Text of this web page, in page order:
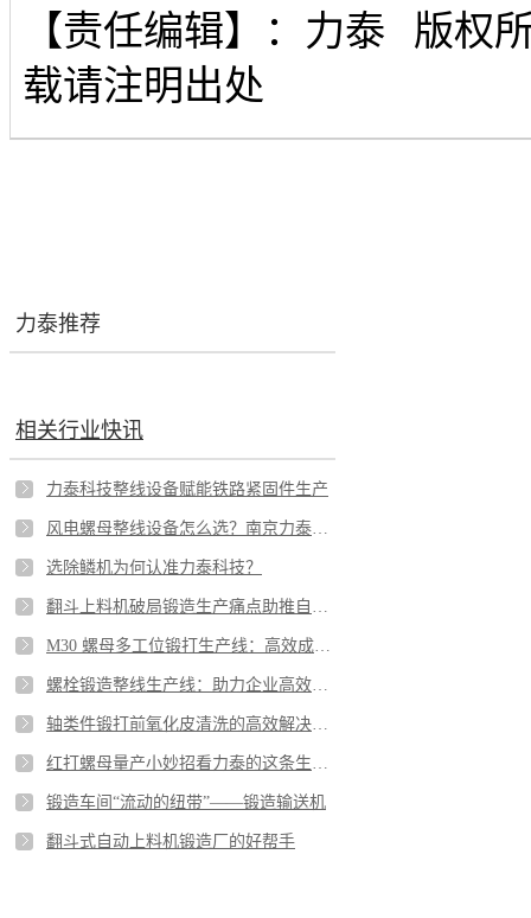
【责任编辑】： 力泰
版权
载请注明出处
力泰推荐
相关行业快讯
力泰科技整线设备赋能铁路紧固件生产
风电螺母整线设备怎么选？南京力泰科技给出专业答案
选除鳞机为何认准力泰科技？
翻斗上料机破局锻造生产痛点助推自动化升级
M30 螺母多工位锻打生产线：高效成型的精密之道
螺栓锻造整线生产线：助力企业高效生产
轴类件锻打前氧化皮清洗的高效解决方案
红打螺母量产小妙招看力泰的这条生产线
锻造车间“流动的纽带”——锻造输送机
翻斗式自动上料机锻造厂的好帮手